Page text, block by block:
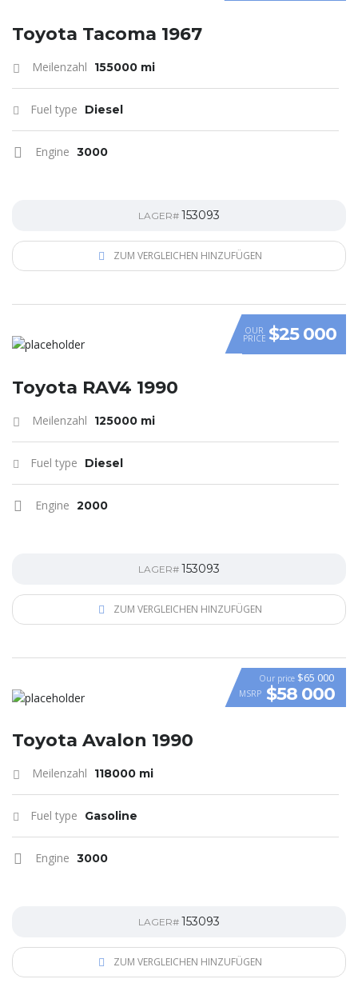
Toyota Tacoma 1967
Meilenzahl 155000 mi
Fuel type Diesel
Engine 3000
LAGER# 153093
ZUM VERGLEICHEN HINZUFÜGEN
OUR
PRICE $25 000
Toyota RAV4 1990
Meilenzahl 125000 mi
Fuel type Diesel
Engine 2000
LAGER# 153093
ZUM VERGLEICHEN HINZUFÜGEN
VIDEO
Our price $65 000
MSRP $58 000
Toyota Avalon 1990
Meilenzahl 118000 mi
Fuel type Gasoline
Engine 3000
LAGER# 153093
ZUM VERGLEICHEN HINZUFÜGEN